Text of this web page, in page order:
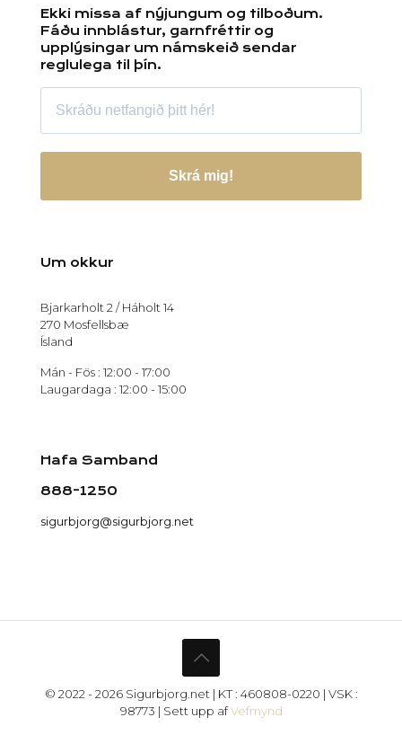
Ekki missa af nýjungum og tilboðum.
Fáðu innblástur, garnfréttir og
upplýsingar um námskeið sendar
reglulega til þín.
Skrá mig!
Um okkur
Bjarkarholt 2 / Háholt 14
270 Mosfellsbæ
Ísland
Mán - Fös : 12:00 - 17:00
Laugardaga : 12:00 - 15:00
Hafa Samband
888-1250
sigurbjorg@sigurbjorg.net
© 2022 - 2026 Sigurbjorg.net | KT : 460808-0220 | VSK :
98773 | Sett upp afVefmynd